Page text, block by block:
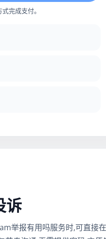
完成支付。
诉
举报有用吗服务时,可直接